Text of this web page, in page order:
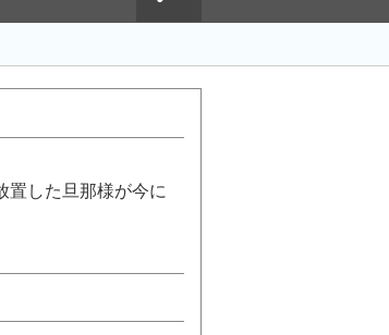
置した旦那様が今に